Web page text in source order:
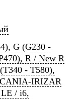
G (G230 -
R / New R
- T580),
IRIZAR
/ i6,